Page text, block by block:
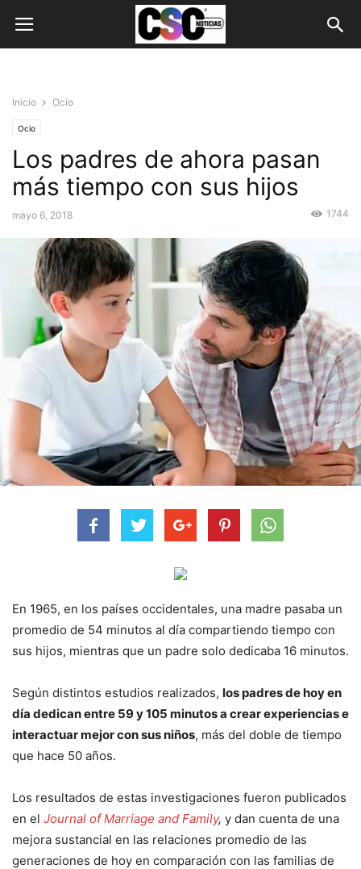
Inicio Ocio
Ocio
Los padres de ahora pasan
más tiempo con sus hijos
mayo 6, 2018 1744
En 1965, en los países occidentales, una madre pasaba un
promedio de 54 minutos al día compartiendo tiempo con
sus hijos, mientras que un padre solo dedicaba 16 minutos.
Según distintos estudios realizados, los padres de hoy en
día dedican entre 59 y 105 minutos a crear experiencias e
interactuar mejor con sus niños, más del doble de tiempo
que hace 50 años.
Los resultados de estas investigaciones fueron publicados
en el Journal of Marriage and Family, y dan cuenta de una
mejora sustancial en las relaciones promedio de las
generaciones de hoy en comparación con las familias de